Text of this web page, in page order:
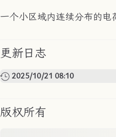
一个小区域内连续分布的
更新日志
2025/10/21 08:10
版权所有